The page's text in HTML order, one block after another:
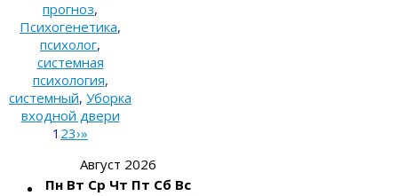
прогноз,
Психогенетика,
психолог,
системная
психология,
системный, Уборка
входной двери
1 23›»
Август 2026
Пн Вт Ср Чт Пт Сб Вс